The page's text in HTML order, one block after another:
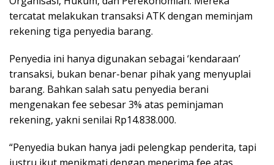
tercatat melakukan transaksi ATK dengan meminjam
rekening tiga penyedia barang.
Penyedia ini hanya digunakan sebagai ‘kendaraan’
transaksi, bukan benar-benar pihak yang menyuplai
barang. Bahkan salah satu penyedia berani
mengenakan fee sebesar 3% atas peminjaman
rekening, yakni senilai Rp14.838.000.
“Penyedia bukan hanya jadi pelengkap penderita, tapi